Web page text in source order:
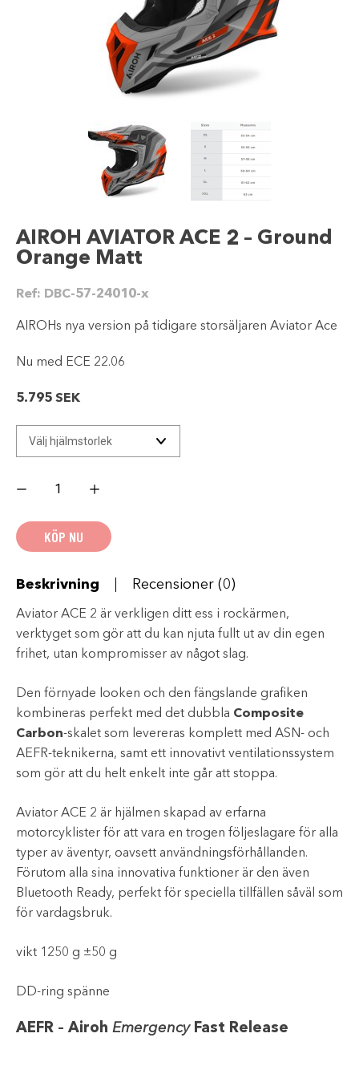
AIROH AVIATOR ACE 2 – Ground
Orange Matt
Ref: DBC-57-24010-x
AIROHs nya version på tidigare storsäljaren Aviator Ace
Nu med ECE 22.06
5.795 SEK
AVIATOR
Ground
OrangeKÖP NU
Beskrivning Recensioner (0)
Aviator ACE 2 är verkligen ditt ess i rockärmen,
verktyget som gör att du kan njuta fullt ut av din egen
frihet, utan kompromisser av något slag.
Den förnyade looken och den fängslande grafiken
kombineras perfekt med det dubbla Composite
Carbon-skalet som levereras komplett med ASN- och
AEFR-teknikerna, samt ett innovativt ventilationssystem
som gör att du helt enkelt inte går att stoppa.
Aviator ACE 2 är hjälmen skapad av erfarna
motorcyklister för att vara en trogen följeslagare för alla
typer av äventyr, oavsett användningsförhållanden.
Förutom alla sina innovativa funktioner är den även
Bluetooth Ready, perfekt för speciella tillfällen såväl som
för vardagsbruk.
vikt 1250 g ±50 g
DD-ring spänne
AEFR – Airoh EmergencyFast Release